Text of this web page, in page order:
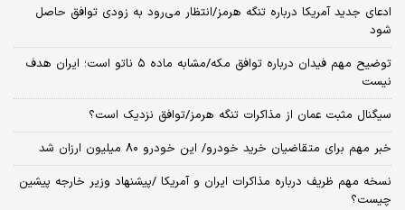
ادعای جدید آمریکا درباره تنگه هرمز/انتظار می‌رود به زودی توافق حاصل
شود
توضیح مهم فیدان درباره توافق مکه/مشابه ماده ۵ ناتو است؛ ایران هدف
نیست
سیگنال‌ مثبت عمان از مذاکرات تنگه هرمز/توافق نزدیک است؟
خبر مهم برای متقاضیان خرید خودرو/ این خودرو ۸۰ میلیون ارزان شد
نسخه‌ مهم ظریف درباره مذاکرات ایران و آمریکا /پیشنهاد وزیر خارجه پیشین
چیست؟